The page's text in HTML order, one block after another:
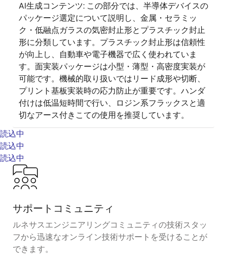
AI生成コンテンツ: この部分では、半導体デバイスの
パッケージ選定について説明し、金属・セラミッ
ク・低融点ガラスの気密封止形とプラスチック封止
形に分類しています。プラスチック封止形は信頼性
が向上し、自動車や電子機器で広く使われていま
す。面実装パッケージは小型・薄型・高密度実装が
可能です。機械的取り扱いではリード成形や切断、
プリント基板実装時の応力防止が重要です。ハンダ
付けは低温短時間で行い、ロジン系フラックスと適
切なアース付きこての使用を推奨しています。
読込中
読込中
読込中
サポートコミュニティ
ルネサスエンジニアリングコミュニティの技術スタッ
フから迅速なオンライン技術サポートを受けることが
できます。